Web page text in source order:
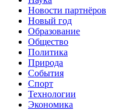
Новости партнёров
Новый год
Образование
Общество
Политика
Природа
События
Спорт
Технологии
Экономика